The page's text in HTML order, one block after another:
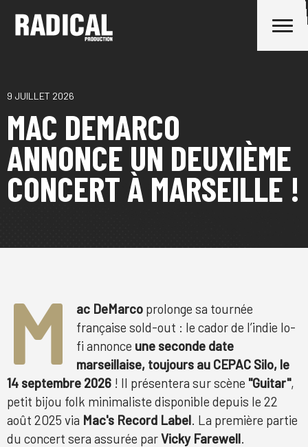
9 JUILLET 2026
MAC DEMARCO
ANNONCE UN DEUXIÈME
CONCERT À MARSEILLE !
M ac DeMarco prolonge sa tournée
française sold-out : le cador de l’indie lo-
fi annonce une seconde date
marseillaise, toujours au CEPAC Silo, le
14 septembre 2026 ! Il présentera sur scène "Guitar",
petit bijou folk minimaliste disponible depuis le 22
août 2025 via Mac's Record Label. La première partie
du concert sera assurée parVicky Farewell.